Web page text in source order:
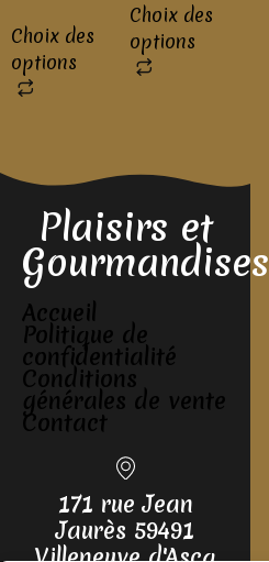
Choix des
options
Choix des
options
Plaisirs et
Gourmandises
Accueil
Politique de
confidentialité
Conditions
générales de vente
Contact
171 rue Jean
Jaurès 59491